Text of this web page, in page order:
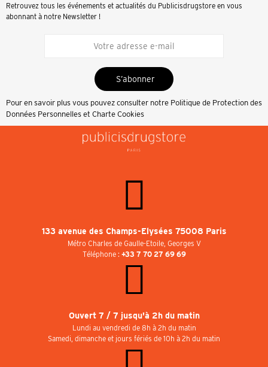
Retrouvez tous les événements et actualités du Publicisdrugstore en vous
abonnant à notre Newsletter !
S’abonner
Pour en savoir plus vous pouvez consulter notre Politique de Protection des
Données Personnelles et Charte Cookies
133 avenue des Champs-Elysées 75008 Paris
Métro Charles de Gaulle-Etoile, Georges V
Téléphone : +33 7 70 27 69 69
Ouvert 7 / 7 jusqu'à 2h du matin
Lundi au vendredi de 8h à 2h du matin
Samedi, dimanche et jours fériés de 10h à 2h du matin